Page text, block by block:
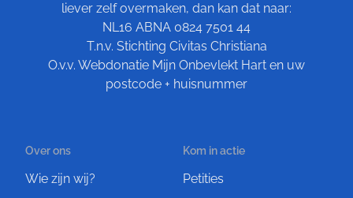
liever zelf overmaken, dan kan dat naar:
NL16 ABNA 0824 7501 44
T.n.v. Stichting Civitas Christiana
O.v.v. Webdonatie Mijn Onbevlekt Hart en uw
postcode + huisnummer
Over ons
Wie zijn wij?
Kom in actie
Petities